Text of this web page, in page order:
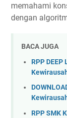
memahami
dengan
BACA JUGA
RPP
RPP SMK